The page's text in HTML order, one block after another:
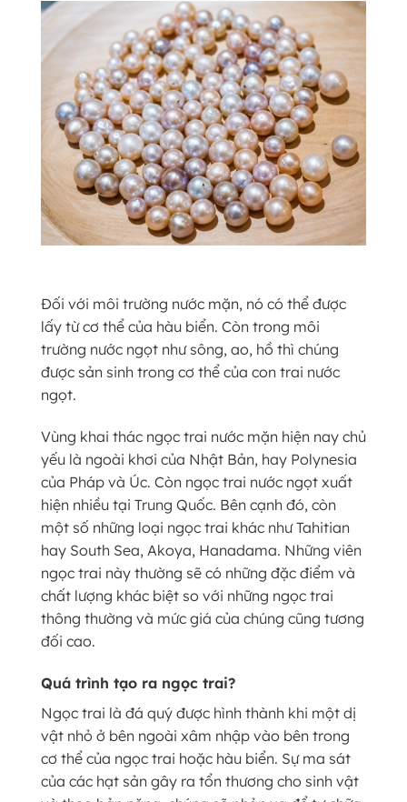
Đối với môi trường nước mặn, nó có thể được
lấy từ cơ thể của hàu biển. Còn trong môi
trường nước ngọt như sông, ao, hồ thì chúng
được sản sinh trong cơ thể của con trai nước
ngọt.
Vùng khai thác ngọc trai nước mặn hiện nay chủ
yếu là ngoài khơi của Nhật Bản, hay Polynesia
của Pháp và Úc. Còn ngọc trai nước ngọt xuất
hiện nhiều tại Trung Quốc. Bên cạnh đó, còn
một số những loại ngọc trai khác như Tahitian
hay South Sea, Akoya, Hanadama. Những viên
ngọc trai này thường sẽ có những đặc điểm và
chất lượng khác biệt so với những ngọc trai
thông thường và mức giá của chúng cũng tương
đối cao.
Quá trình tạo ra ngọc trai?
Ngọc trai là đá quý được hình thành khi một dị
vật nhỏ ở bên ngoài xâm nhập vào bên trong
cơ thể của ngọc trai hoặc hàu biển. Sự ma sát
của các hạt sản gây ra tổn thương cho sinh vật